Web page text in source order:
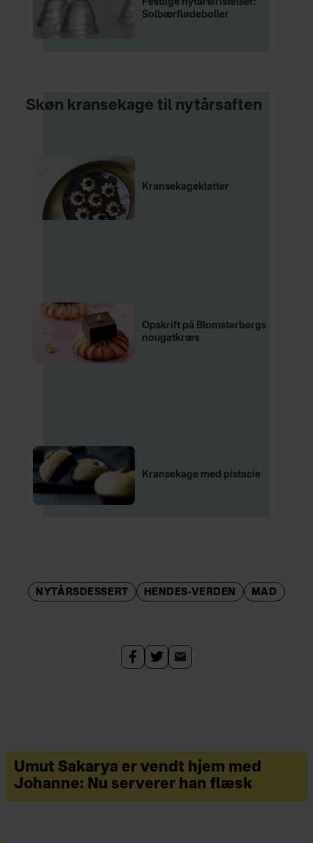
Solbærflødeboller
Skøn kransekage til nytårsaften
Kransekageklatter
Opskrift på Blomsterbergs
nougatkræs
Kransekage med pistacie
NYTÅRSDESSERT HENDES-VERDEN MAD
Umut Sakarya er vendt hjem med
Johanne: Nu serverer han flæsk